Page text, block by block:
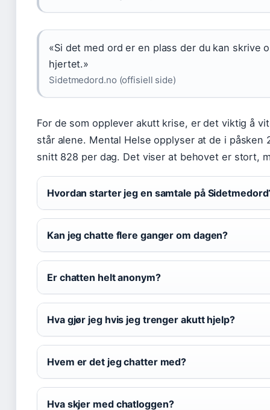
«Si det med ord er en plass der du kan skrive
hjertet.»
Sidetmedord.no (offisiell side)
For de som opplever akutt krise, er det viktig å
står alene. Mental Helse opplyser at de i påsken
snitt 828 per dag. Det viser at behovet er stort,
Hvordan starter jeg en samtale på
Kan jeg chatte flere ganger om dagen?
Er chatten helt anonym?
Hva gjør jeg hvis jeg trenger akutt hjelp?
Hvem er det jeg chatter med?
Hva skjer med chatloggen?